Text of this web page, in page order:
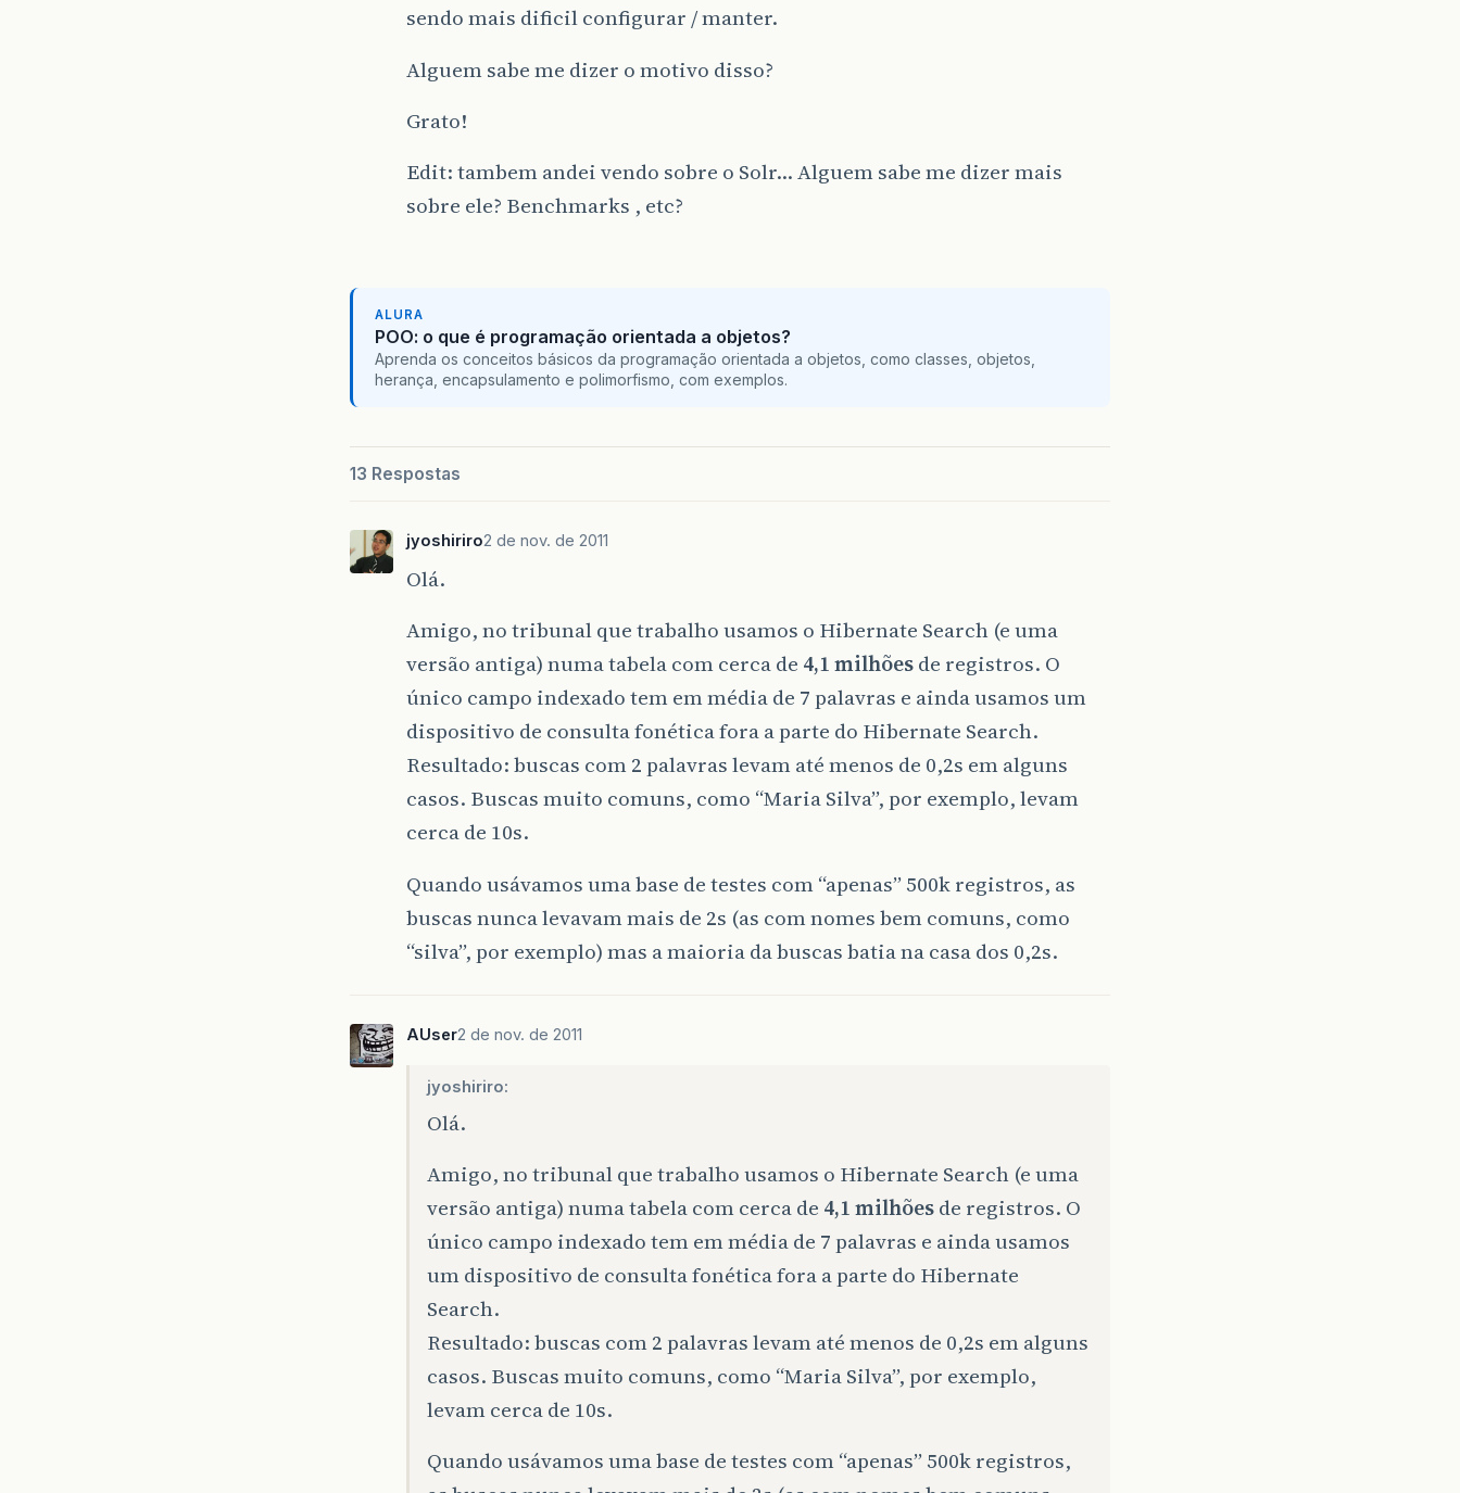
sendo mais dificil configurar / manter.
Alguem sabe me dizer o motivo disso?
Grato!
Edit: tambem andei vendo sobre o Solr… Alguem sabe me dizer mais
sobre ele? Benchmarks , etc?
ALURA
POO: o que é programação orientada a objetos?
Aprenda os conceitos básicos da programação orientada a objetos, como classes, objetos,
herança, encapsulamento e polimorfismo, com exemplos.
13 Respostas
jyoshiriro2 de nov. de 2011
Olá.
Amigo, no tribunal que trabalho usamos o Hibernate Search (e uma
versão antiga) numa tabela com cerca de 4,1 milhõesde registros. O
único campo indexado tem em média de 7 palavras e ainda usamos um
dispositivo de consulta fonética fora a parte do Hibernate Search.
Resultado: buscas com 2 palavras levam até menos de 0,2s em alguns
casos. Buscas muito comuns, como “Maria Silva”, por exemplo, levam
cerca de 10s.
Quando usávamos uma base de testes com “apenas” 500k registros, as
buscas nunca levavam mais de 2s (as com nomes bem comuns, como
“silva”, por exemplo) mas a maioria da buscas batia na casa dos 0,2s.
AUser2 de nov. de 2011
jyoshiriro:
Olá.
Amigo, no tribunal que trabalho usamos o Hibernate Search (e uma
versão antiga) numa tabela com cerca de 4,1 milhõesde registros. O
único campo indexado tem em média de 7 palavras e ainda usamos
um dispositivo de consulta fonética fora a parte do Hibernate
Search.
Resultado: buscas com 2 palavras levam até menos de 0,2s em alguns
casos. Buscas muito comuns, como “Maria Silva”, por exemplo,
levam cerca de 10s.
Quando usávamos uma base de testes com “apenas” 500k registros,